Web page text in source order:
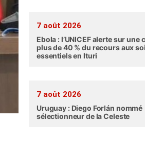
7 août 2026
Ebola : l’UNICEF alerte sur une
plus de 40 % du recours aux
essentiels en Ituri
7 août 2026
Uruguay : Diego Forlán nommé
sélectionneur de la Celeste